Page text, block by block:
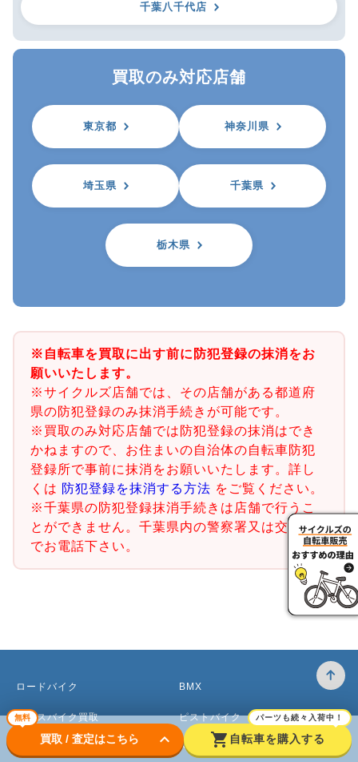
千葉八千代店
買取のみ対応店舗
東京都 神奈川県
埼玉県 千葉県
栃木県
※自転車を買取に出す前に防犯登録の抹消をお
願いいたします。
※サイクルズ店舗では、その店舗がある都道府
県の防犯登録のみ抹消手続きが可能です。
※買取のみ対応店舗では防犯登録の抹消はでき
かねますので、お住まいの自治体の自転車防犯
登録所で事前に抹消をお願いいたします。詳し
くは 防犯登録を抹消する方法 をご覧ください。
※千葉県の防犯登録抹消手続きは店舗で行うこ
とができません。千葉県内の警察署又は交番ま
でお電話下さい。
無料
買取 / 査定はこちら keyboard_arrow_down shopping_cart
パーツも続々入荷中！
自転車を購入する
ロードバイク
クロスバイク買取
マウンテンバイク買取
BMX
ピストバイク
ベビーカー